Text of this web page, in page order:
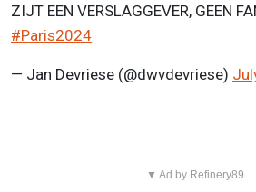
ZIJT EEN VERSLAGGEVER, GEEN
#Paris2024
— Jan Devriese (@dwvdevriese)
▼ Ad by Refinery89